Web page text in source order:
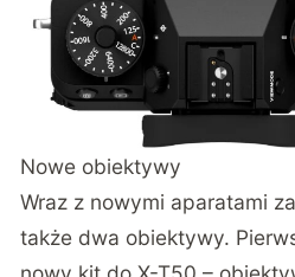
Nowe obiektywy
Wraz z nowymi aparatami
także dwa obiektywy.